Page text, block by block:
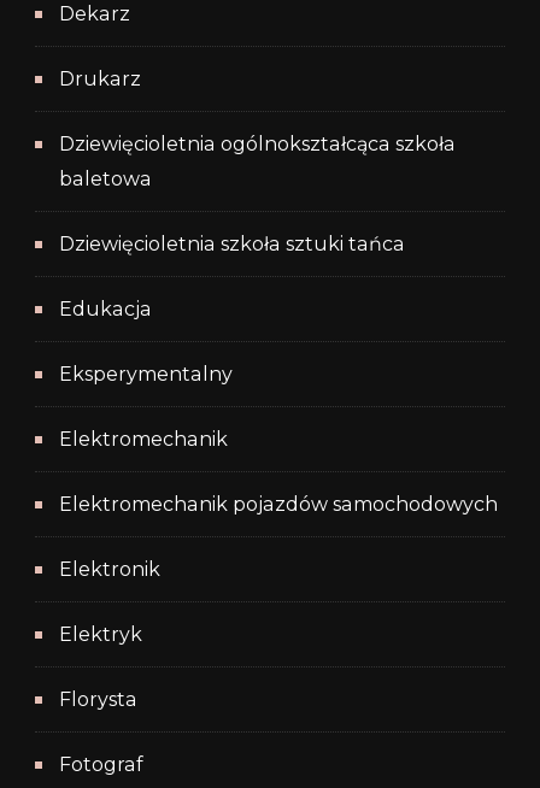
Dekarz
Drukarz
Dziewięcioletnia ogólnokształcąca szkoła
baletowa
Dziewięcioletnia szkoła sztuki tańca
Edukacja
Eksperymentalny
Elektromechanik
Elektromechanik pojazdów samochodowych
Elektronik
Elektryk
Florysta
Fotograf